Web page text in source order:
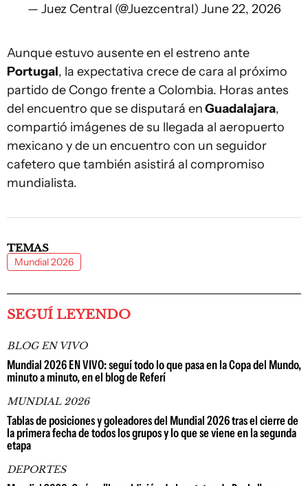
— Juez Central (@Juezcentral) June 22, 2026
Aunque estuvo ausente en el estreno ante
Portugal, la expectativa crece de cara al próximo
partido de Congo frente a Colombia. Horas antes
del encuentro que se disputará enGuadalajara,
compartió imágenes de su llegada al aeropuerto
mexicano y de un encuentro con un seguidor
cafetero que también asistirá al compromiso
mundialista.
TEMAS
Mundial 2026
SEGUÍ LEYENDO
BLOG EN VIVO
Mundial 2026 EN VIVO: seguí todo lo que pasa en la Copa del Mundo,
minuto a minuto, en el blog de Referí
MUNDIAL 2026
Tablas de posiciones y goleadores del Mundial 2026 tras el cierre de
la primera fecha de todos los grupos y lo que se viene en la segunda
etapa
DEPORTES